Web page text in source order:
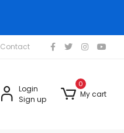
Contact
Login
Sign up
0
My cart